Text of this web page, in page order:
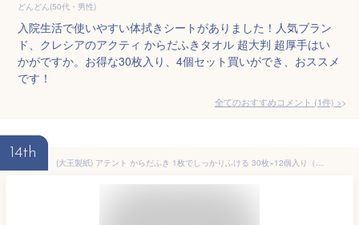
どんどん(50代・男性)
入院生活で使いやすい体拭きシートがありました！人気ブラン
ド、クレシアのアクティ からだふきタオル 超大判 超厚手はい
かがですか。お得な30枚入り、4個セット買いができ、おススメ
です！
全てのおすすめコメント (1件) >
14th
(大王製紙) アテント からだふき 1枚でしっかりふける 30枚×12個入り（ケース） 体拭きシート ぬれタオル 大判 ノンアルコール 介護 清拭 防災 病院 施設 自宅